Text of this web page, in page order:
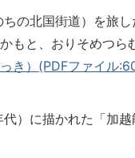
の北国街道）を旅
もと、おりそめつら
き）(PDFファイル
）に描かれた「加